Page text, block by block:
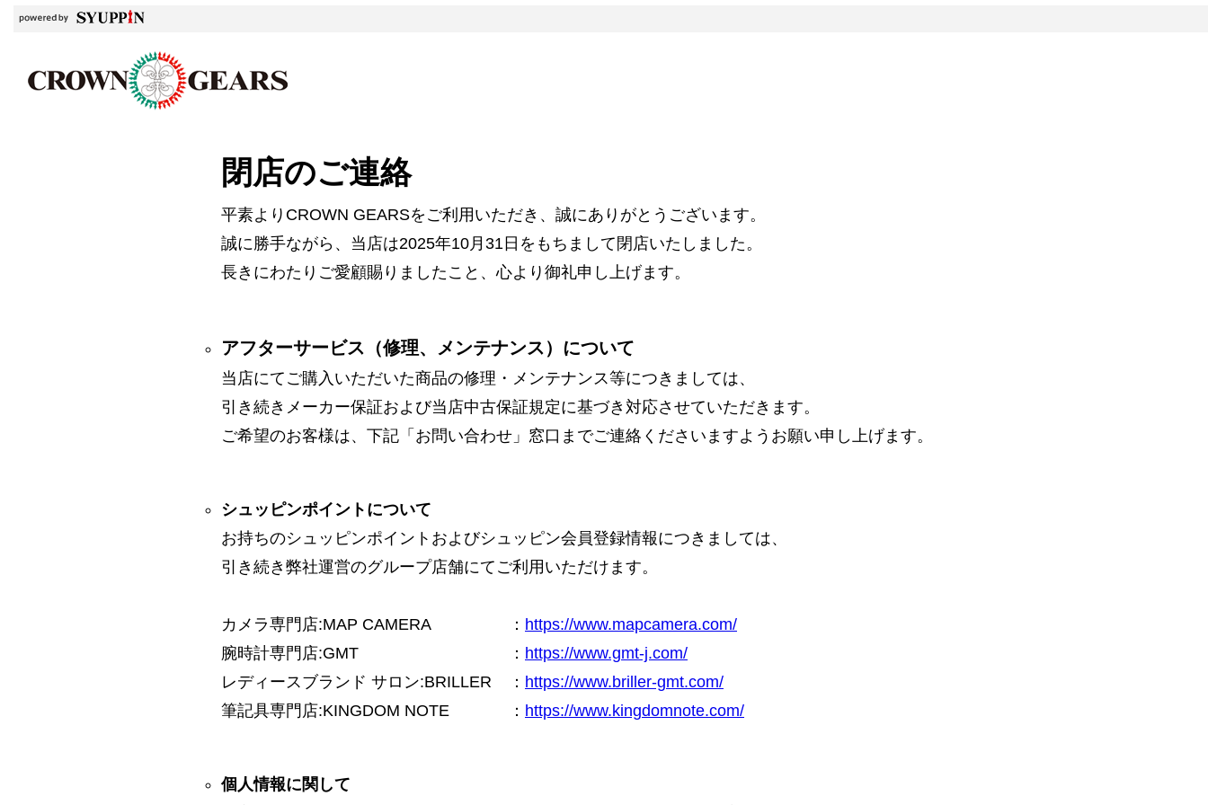
閉店のご連絡
平素よりCROWN GEARSをご利用いただき、誠にありがとうございます。
誠に勝手ながら、当店は2025年10月31日をもちまして閉店いたしました。
長きにわたりご愛顧賜りましたこと、心より御礼申し上げます。
アフターサービス（修理、メンテナンス）について
当店にてご購入いただいた商品の修理・メンテナンス等につきましては、
引き続きメーカー保証および当店中古保証規定に基づき対応させていただきます。
ご希望のお客様は、下記「お問い合わせ」窓口までご連絡くださいますようお願い申し上げます。
シュッピンポイントについて
お持ちのシュッピンポイントおよびシュッピン会員登録情報につきましては、
引き続き弊社運営のグループ店舗にてご利用いただけます。
カメラ専門店:MAP CAMERA ： https://www.mapcamera.com/
腕時計専門店:GMT
： https://www.gmt-j.com/
レディースブランド サロン:BRILLER
： https://www.briller-gmt.com/
筆記具専門店:KINGDOM NOTE
： https://www.kingdomnote.com/
個人情報に関して